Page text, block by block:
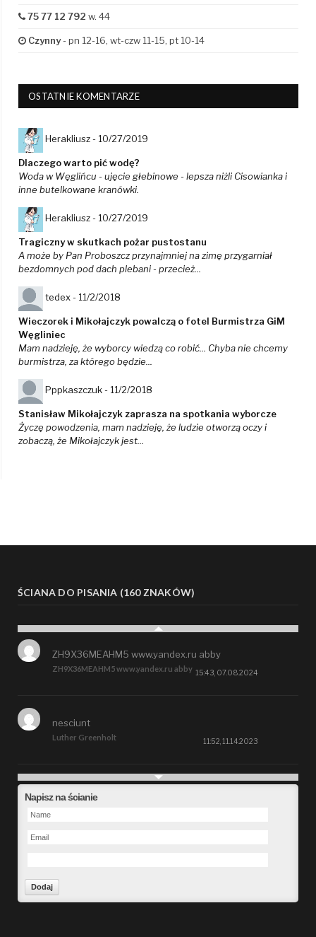
75 77 12 792 w. 44
Czynny- pn 12-16, wt-czw 11-15, pt 10-14
OSTATNIE KOMENTARZE
Herakliusz - 10/27/2019
Dlaczego warto pić wodę?
Woda w Węglińcu - ujęcie głebinowe - lepsza niżli Cisowianka i
inne butelkowane kranówki.
Herakliusz - 10/27/2019
Tragiczny w skutkach pożar pustostanu
A może by Pan Proboszcz przynajmniej na zimę przygarniał
bezdomnych pod dach plebani - przecież...
tedex - 11/2/2018
Wieczorek i Mikołajczyk powalczą o fotel Burmistrza GiM
Węgliniec
Mam nadzieję, że wyborcy wiedzą co robić... Chyba nie chcemy
burmistrza, za którego będzie...
Pppkaszczuk - 11/2/2018
Stanisław Mikołajczyk zaprasza na spotkania wyborcze
Życzę powodzenia, mam nadzieję, że ludzie otworzą oczy i
zobaczą, że Mikołajczyk jest...
ŚCIANA DO PISANIA (160 ZNAKÓW)
ZH9X36MEAHM5 www.yandex.ru abby
ZH9X36MEAHM5 www.yandex.ru abby
15:43, 07.08.2024
Luther Greenholt
nesciunt
11:52, 11.14.2023
Future
Napisz na ścianie